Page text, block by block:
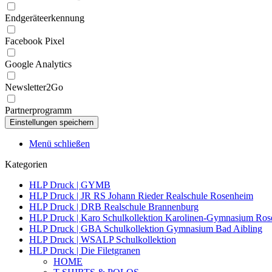
Endgeräteerkennung
Facebook Pixel
Google Analytics
Newsletter2Go
Partnerprogramm
Menü schließen
Kategorien
HLP Druck | GYMB
HLP Druck | JR RS Johann Rieder Realschule Rosenheim
HLP Druck | DRB Realschule Brannenburg
HLP Druck | Karo Schulkollektion Karolinen-Gymnasium
HLP Druck | GBA Schulkollektion Gymnasium Bad Aibling
HLP Druck | WSALP Schulkollektion
HLP Druck | Die Filetgranen
HOME